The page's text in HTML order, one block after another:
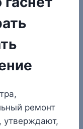
ремонт
утверждают,